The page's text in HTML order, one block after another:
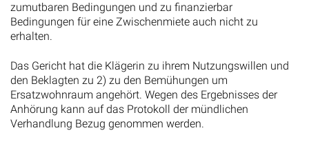
zumutbaren Bedingungen und zu finanzierbar
Bedingungen für eine Zwischenmiete auch nicht zu
erhalten.
Das Gericht hat die Klägerin zu ihrem Nutzungswillen und
den Beklagten zu 2) zu den Bemühungen um
Ersatzwohnraum angehört. Wegen des Ergebnisses der
Anhörung kann auf das Protokoll der mündlichen
Verhandlung Bezug genommen werden.